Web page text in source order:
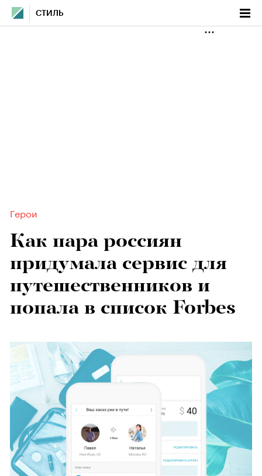
СТИЛЬ
Герои
Как пара россиян
придумала сервис для
путешественников и
попала в список Forbes